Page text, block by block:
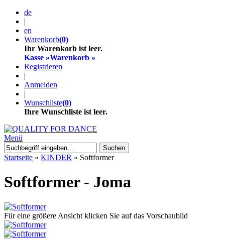
de
|
en
Warenkorb(0)
Ihr Warenkorb ist leer.
Kasse »Warenkorb »
Registrieren
|
Anmelden
|
Wunschliste(0)
Ihre Wunschliste ist leer.
Menü
Suchen
Startseite » KINDER » Softformer
Softformer - Joma
Für eine größere Ansicht klicken Sie auf das Vorschaubild